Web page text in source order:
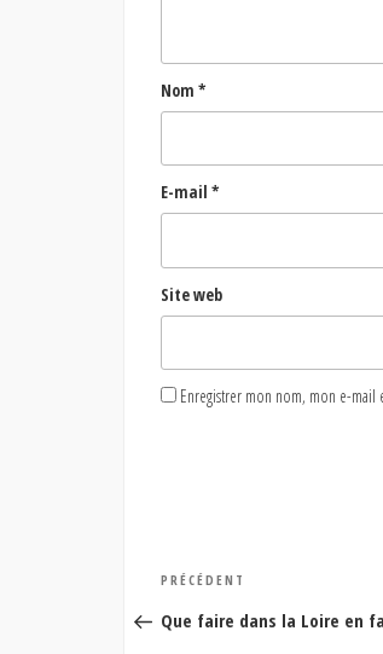
Nom *
E-mail *
Site web
Enregistrer mon nom, mon e-
Navigation
de
Article
précédent
PRÉCÉDENT
Que faire dans la Loire en